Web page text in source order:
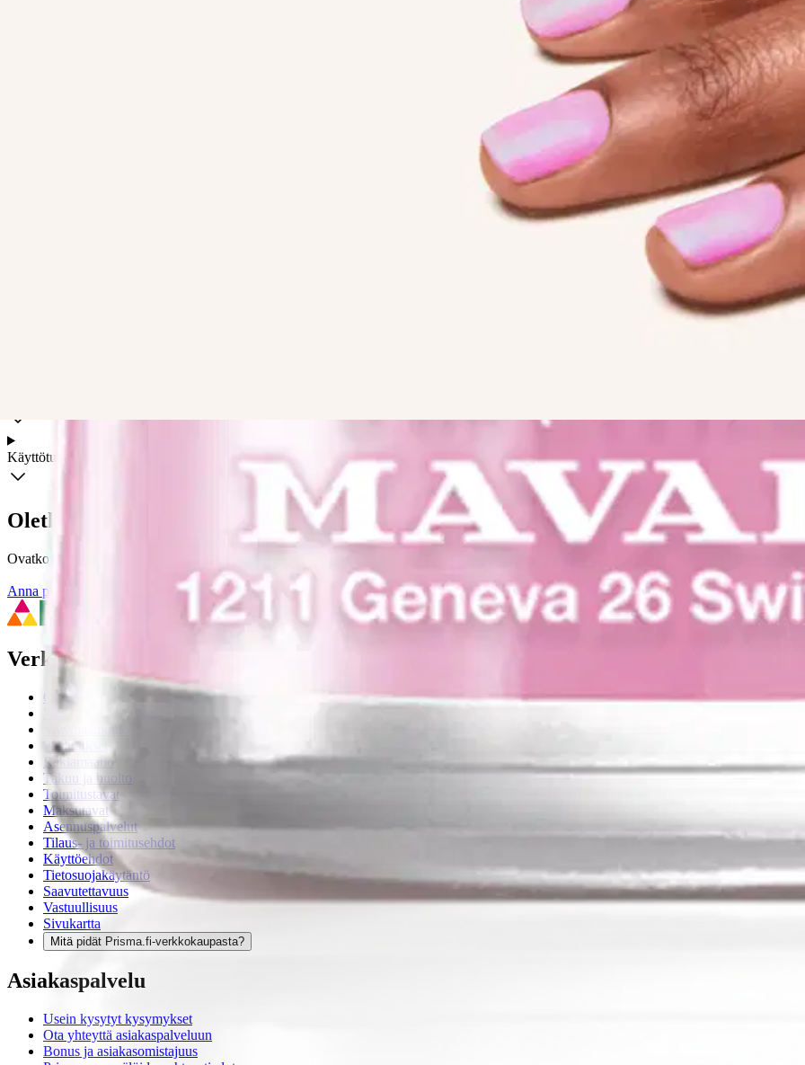
Mavala Minicolor -kynsilakka on vegaaninen, pitkäkestoinen, helposti levittyvä kynsilakka kätevässä pienessä 5 ml:n pullossa. Yhdestä
hohtaviin, kiiltävistä peittäviin ja kaikkea siltä väliltä! Normaalin värivalikoiman määrä on jo huima, ja niiden lisäksi tarjolla on vuosittain
Käyttöturvallisuus
Oletko tyytyväinen tuotetietoihin?
Ovatko tuotetiedot riittävät? Jos tuotetiedoissa on puutteita tai niitä voisi muuten parantaa, anna palautetta.
Anna palautetta Avautuu uuteen välilehteen
Verkkokauppa
Ohjeet
Ensitilaajan pikaopas
Palautukset
Reklamaatio
Takuu ja huolto
Toimitustavat
Maksutavat
Asennuspalvelut
Tilaus- ja toimitusehdot
Käyttöehdot
Tietosuojakäytäntö
Saavutettavuus
Vastuullisuus
Sivukartta
Mitä pidät Prisma.fi-verkkokaupasta?
Asiakaspalvelu
Usein kysytyt kysymykset
Ota yhteyttä asiakaspalveluun
Bonus ja asiakasomistajuus